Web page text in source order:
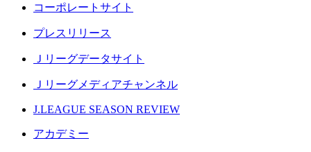
コーポレートサイト
プレスリリース
Ｊリーグデータサイト
Ｊリーグメディアチャンネル
J.LEAGUE SEASON REVIEW
アカデミー